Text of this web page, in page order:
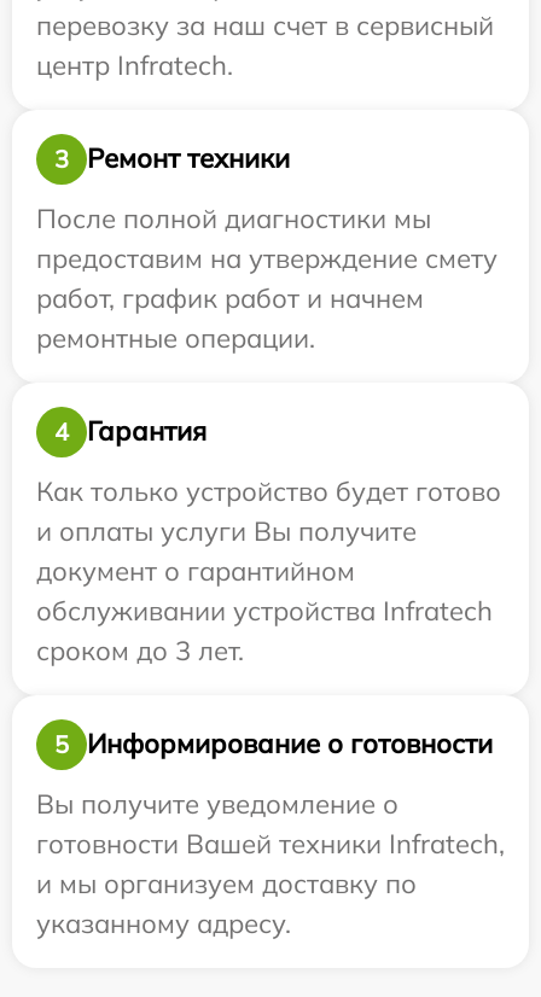
перевозку за наш счет в сервисный
центр Infratech.
3
Ремонт техники
После полной диагностики мы
предоставим на утверждение смету
работ, график работ и начнем
ремонтные операции.
4
Гарантия
Как только устройство будет готово
и оплаты услуги Вы получите
документ о гарантийном
обслуживании устройства Infratech
сроком до 3 лет.
5
Информирование о готовности
Вы получите уведомление о
готовности Вашей техники Infratech,
и мы организуем доставку по
указанному адресу.